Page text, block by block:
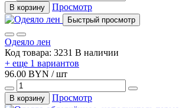
В корзину Просмотр
Быстрый просмотр
Одеяло лен
Код товара: 3231 В наличии
+ еще 1 вариантов
96.00 BYN / шт
В корзину Просмотр